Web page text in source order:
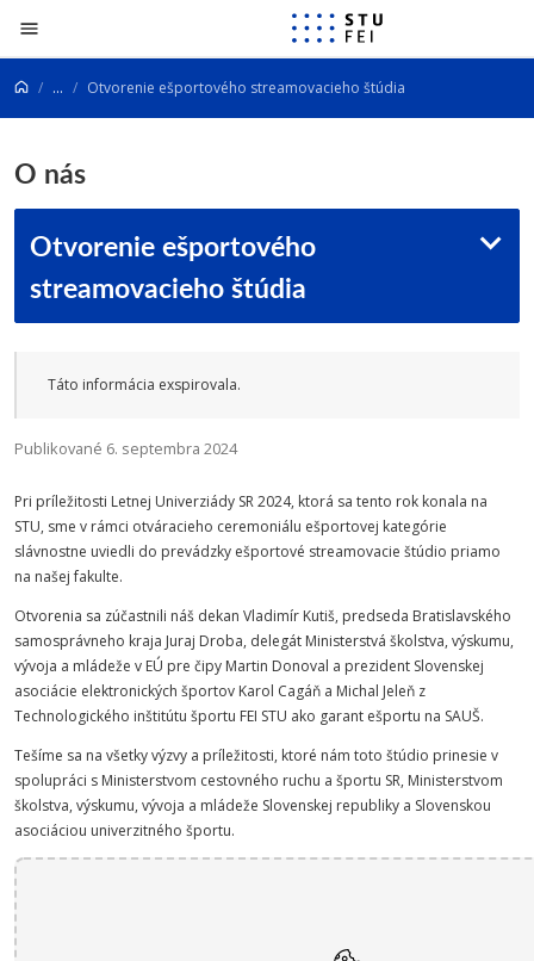
Prejsť na obsah
... Otvorenie ešportového streamovacieho štúdia
O nás
Otvorenie ešportového
streamovacieho štúdia
Táto informácia exspirovala.
Publikované 6. septembra 2024
Pri príležitosti Letnej Univerziády SR 2024, ktorá sa tento rok konala na
STU, sme v rámci otváracieho ceremoniálu ešportovej kategórie
slávnostne uviedli do prevádzky ešportové streamovacie štúdio priamo
na našej fakulte.
Otvorenia sa zúčastnili náš dekan Vladimír Kutiš, predseda Bratislavského
samosprávneho kraja Juraj Droba, delegát Ministerstvá školstva, výskumu,
vývoja a mládeže v EÚ pre čipy Martin Donoval a prezident Slovenskej
asociácie elektronických športov Karol Cagáň a Michal Jeleň z
Technologického inštitútu športu FEI STU ako garant ešportu na SAUŠ.
Tešíme sa na všetky výzvy a príležitosti, ktoré nám toto štúdio prinesie v
spolupráci s Ministerstvom cestovného ruchu a športu SR, Ministerstvom
školstva, výskumu, vývoja a mládeže Slovenskej republiky a Slovenskou
asociáciou univerzitného športu.